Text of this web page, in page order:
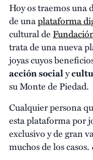
Hoy os traemos una
de unaplataforma
cultural de
trata de una nueva
joyas cuyos
acción socialy
su Monte de Piedad.
Cualquier persona
esta plataforma por
exclusivo y de gran
muchos de los